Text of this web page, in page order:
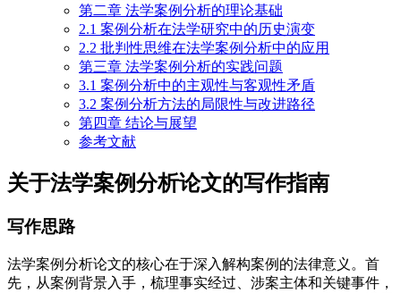
第二章 法学案例分析的理论基础
2.1 案例分析在法学研究中的历史演变
2.2 批判性思维在法学案例分析中的应用
第三章 法学案例分析的实践问题
3.1 案例分析中的主观性与客观性矛盾
3.2 案例分析方法的局限性与改进路径
第四章 结论与展望
参考文献
关于法学案例分析论文的写作指南
写作思路
法学案例分析论文的核心在于深入解构案例的法律意义。首
先，从案例背景入手，梳理事实经过、涉案主体和关键事件，